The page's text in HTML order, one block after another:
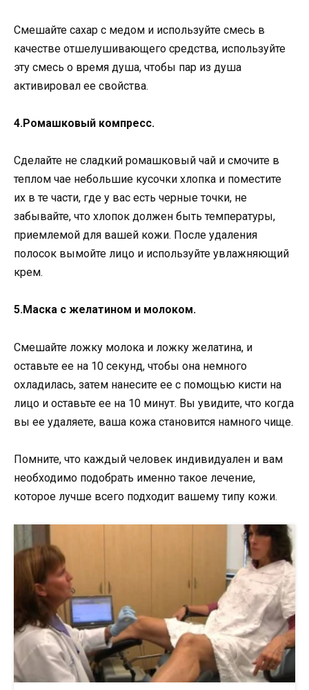
Смешайте сахар с медом и используйте смесь в
качестве отшелушивающего средства, используйте
эту смесь о время душа, чтобы пар из душа
активировал ее свойства.
4.Ромашковый компресс.
Сделайте не сладкий ромашковый чай и смочите в
теплом чае небольшие кусочки хлопка и поместите
их в те части, где у вас есть черные точки, не
забывайте, что хлопок должен быть температуры,
приемлемой для вашей кожи. После удаления
полосок вымойте лицо и используйте увлажняющий
крем.
5.Маска с желатином и молоком.
Смешайте ложку молока и ложку желатина, и
оставьте ее на 10 секунд, чтобы она немного
охладилась, затем нанесите ее с помощью кисти на
лицо и оставьте ее на 10 минут. Вы увидите, что когда
вы ее удаляете, ваша кожа становится намного чище.
Помните, что каждый человек индивидуален и вам
необходимо подобрать именно такое лечение,
которое лучше всего подходит вашему типу кожи.